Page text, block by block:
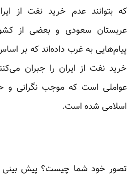
که بتوانند عدم خرید نفت از
عربستان سعودی و بعضی از
پیام‌هایی به غرب داده‌اند که بر
خرید نفت از ایران را جبران
عواملی است که موجب نگرانی
اسلامی شده است.
تصور خود شما چیست؟ پیش بینی